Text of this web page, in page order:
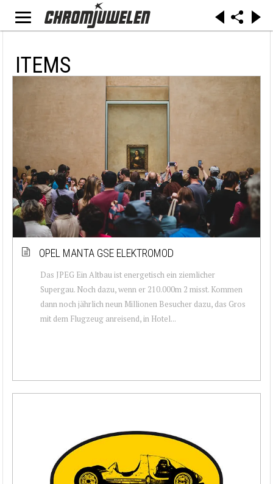
ITEMS
OPEL MANTA GSE ELEKTROMOD
Das JPEG Ein Altbau ist energetisch ein ziemlicher
Supergau. Noch dazu, wenn er 210.000m 2 misst. Kommen
dann noch jährlich neun Millionen Besucher dazu, das Gros
mit dem Flugzeug anreisend, in Hotel...